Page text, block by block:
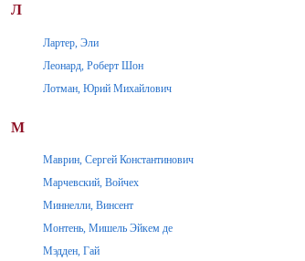
Л
Лартер, Эли
Леонард, Роберт Шон
Лотман, Юрий Михайлович
М
Маврин, Сергей Константинович
Марчевский, Войчех
Миннелли, Винсент
Монтень, Мишель Эйкем де
Мэдден, Гай